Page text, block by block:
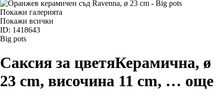
Покажи галерията
Покажи всички
ID: 1418643
Big pots
Саксия за цветяКерамична, ø
23 cm, височина 11 cm, … още